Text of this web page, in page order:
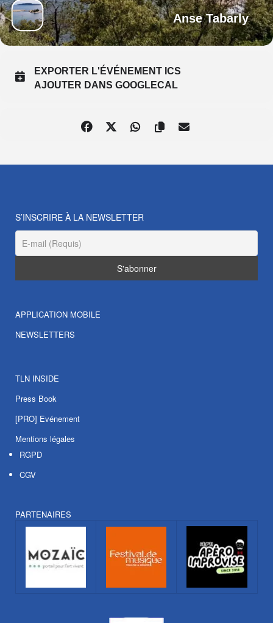
Anse Tabarly
EXPORTER L'ÉVÉNEMENT ICS
AJOUTER DANS GOOGLECAL
S’INSCRIRE À LA NEWSLETTER
APPLICATION MOBILE
NEWSLETTERS
TLN INSIDE
Press Book
[PRO] Evénement
Mentions légales
RGPD
CGV
PARTENAIRES